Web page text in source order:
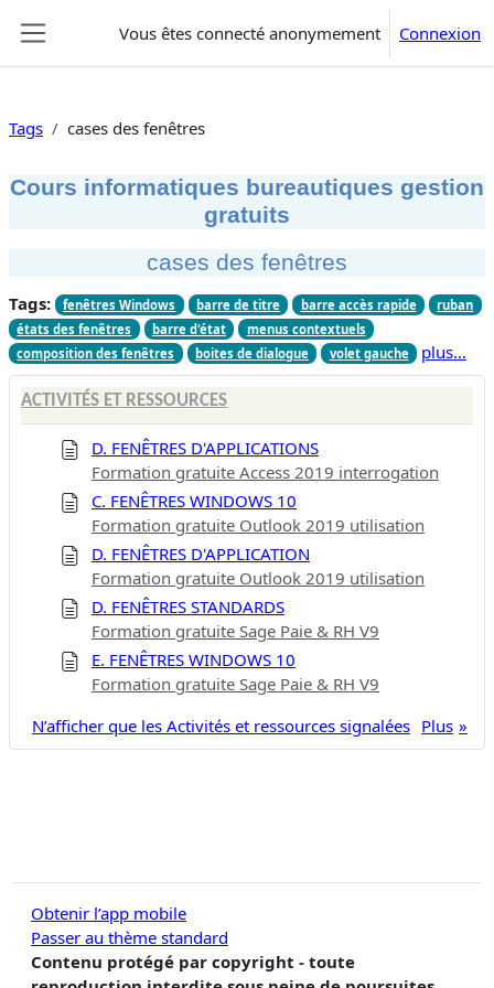
Vous êtes connecté anonymement Connexion
Tags cases des fenêtres
Cours informatiques bureautiques gestion
gratuits
cases des fenêtres
Tags: fenêtres Windows barre de titre barre accès rapide
ruban
états des fenêtres
barre d'état
menus contextuels
composition des fenêtres
boites de dialogue volet gauche plus…
ACTIVITÉS ET RESSOURCES
D. FENÊTRES D'APPLICATIONS
Formation gratuite Access 2019 interrogation
C. FENÊTRES WINDOWS 10
Formation gratuite Outlook 2019 utilisation
D. FENÊTRES D'APPLICATION
Formation gratuite Outlook 2019 utilisation
D. FENÊTRES STANDARDS
Formation gratuite Sage Paie & RH V9
E. FENÊTRES WINDOWS 10
Formation gratuite Sage Paie & RH V9
Plus
N’afficher que les Activités et ressources signalées
Obtenir l’app mobile
Passer au thème standard
Contenu protégé par copyright - toute